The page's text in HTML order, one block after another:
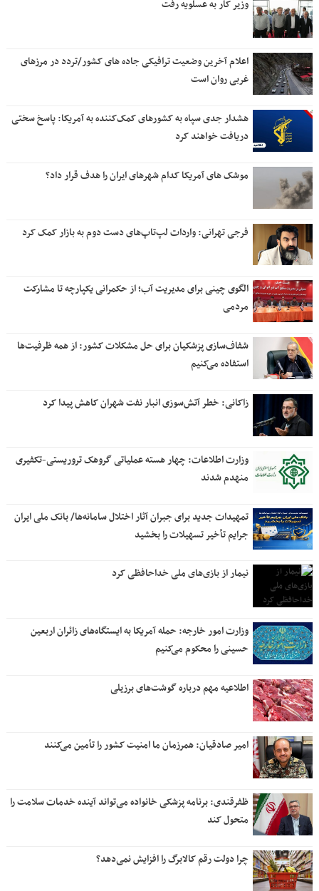
وزیر کار به عسلویه رفت
اعلام آخرین وضعیت ترافیکی جاده های کشور/تردد در مرزهای
غربی روان است
هشدار جدی سپاه به کشورهای کمک‌کننده به آمریکا: پاسخ سختی
دریافت خواهند کرد
موشک های آمریکا کدام شهرهای ایران را هدف قرار داد؟
فرجی تهرانی: واردات لپ‌تاپ‌های دست دوم به بازار کمک کرد
الگوی چینی برای مدیریت آب؛ از حکمرانی یکپارچه تا مشارکت
مردمی
شفاف‌سازی پزشکیان برای حل مشکلات کشور: از همه ظرفیت‌ها
استفاده می‌کنیم
زاکانی: خطر آتش‌سوزی انبار نفت شهران کاهش پیدا کرد
وزارت اطلاعات: چهار هسته‌ عملیاتی گروهک‌ تروریستی-تکفیری
منهدم شدند
تمهیدات جدید برای جبران آثار اختلال سامانه‌ها/ بانک ملی ایران
جرایم تأخیر تسهیلات را بخشید
نیمار از بازی‌های ملی خداحافظی کرد
وزارت امور خارجه: حمله آمریکا به ایستگاه‌های زائران اربعین
حسینی را محکوم می‌کنیم
اطلاعیه مهم درباره گوشت‌های برزیلی
امیر صادقیان: همرزمان ما امنیت کشور را تأمین می‌کنند
ظفرقندی: برنامه پزشکی خانواده می‌تواند آینده خدمات سلامت را
متحول کند
چرا دولت رقم کالابرگ را افزایش نمی‌دهد؟